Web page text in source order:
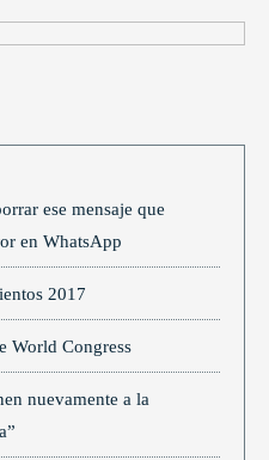
ese mensaje que
en WhatsApp
2017
World Congress
nuevamente a la